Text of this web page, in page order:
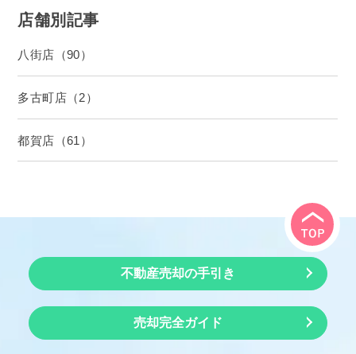
店舗別記事
八街店（90）
多古町店（2）
都賀店（61）
不動産売却の手引き
売却完全ガイド